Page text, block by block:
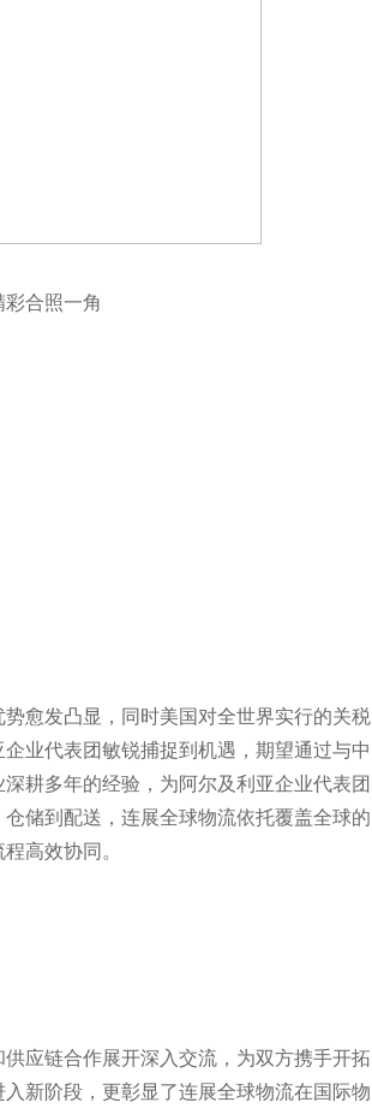
合照一角
愈发凸显，同时美国对全世界实行的关税
业代表团敏锐捕捉到机遇，期望通过与中
耕多年的经验，为阿尔及利亚企业代表团
储到配送，连展全球物流依托覆盖全球的
高效协同。
应链合作展开深入交流，为双方携手开拓
新阶段，更彰显了连展全球物流在国际物